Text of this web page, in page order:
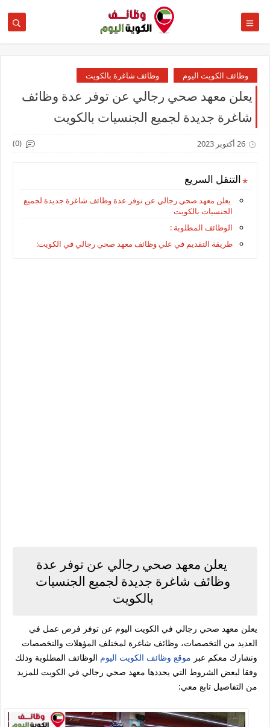
وظائف الكويت اليوم وظائف شاغرة بالكويت
يعلن معهد صحي رجالي عن توفر عدة وظائف
شاغرة جديدة لجميع الجنسيات بالكويت
26 أكتوبر 2023 (0)
التنقل السريع
يعلن معهد صحي رجالي عن توفر عدة وظائف شاغرة جديدة لجميع
الجنسيات بالكويت
الوظائف المطلوبة :
طريقة التقديم في علي وظائف معهد صحي رجالي في الكويت:
يعلن معهد صحي رجالي عن توفر عدة
وظائف شاغرة جديدة لجميع الجنسيات
بالكويت
يعلن معهد صحي رجالي في الكويت اليوم عن توفر فرص عمل في
العديد من التخصصات، وظائف شاغرة لمختلف المؤهلات والتخصصات
ونشارك معكم عبر موقع وظائف الكويت اليوم الوظائف المطلوبة وذلك
وفقا لبعض الشروط التي يحددها معهد صحي رجالي في الكويت للمزيد
من التفاصيل تابع معي: